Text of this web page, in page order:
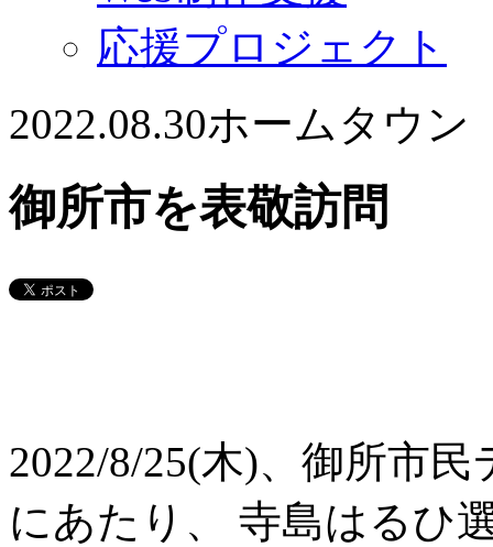
応援プロジェクト
2022.08.30ホームタウン
御所市を表敬訪問
2022/8/25(木)、御所市
にあたり、 寺島はるひ